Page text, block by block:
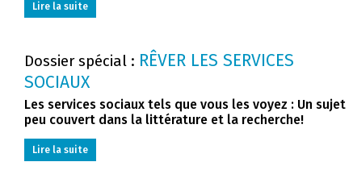
Lire la suite
Dossier spécial : RÊVER LES SERVICES
SOCIAUX
Les services sociaux tels que vous les voyez : Un sujet
peu couvert dans la littérature et la recherche!
Lire la suite